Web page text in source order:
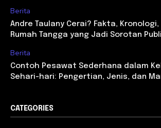
Berita
Andre Taulany Cerai? Fakta,
Rumah Tangga yang Jadi Sorotan
Berita
Contoh Pesawat Sederhana dalam
Sehari-hari: Pengertian, Jenis, dan
CATEGORIES